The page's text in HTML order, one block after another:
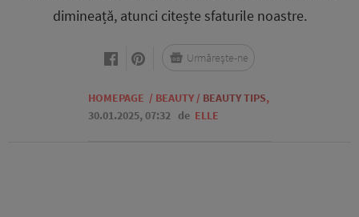
dimineață, atunci citește sfaturile noastre.
HOMEPAGE / BEAUTY/ BEAUTY TIPS,
30.01.2025, 07:32 de ELLE
Urmărește-ne